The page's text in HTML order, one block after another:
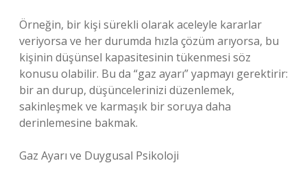
Örneğin, bir kişi sürekli olarak aceleyle kararlar
veriyorsa ve her durumda hızla çözüm arıyorsa, bu
kişinin düşünsel kapasitesinin tükenmesi söz
konusu olabilir. Bu da “gaz ayarı” yapmayı gerektirir:
bir an durup, düşüncelerinizi düzenlemek,
sakinleşmek ve karmaşık bir soruya daha
derinlemesine bakmak.
Gaz Ayarı ve Duygusal Psikoloji